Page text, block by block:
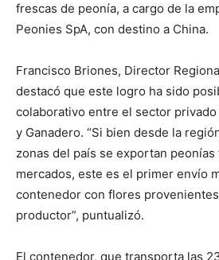
frescas de peonía, a cargo de la
Peonies SpA, con destino a China.
Francisco Briones, Director
destacó que este logro ha sido
colaborativo entre el sector
y Ganadero. “Si bien desde la
zonas del país se exportan
mercados, este es el primer envío
contenedor con flores
productor”, puntualizó.
El contenedor, que transporta las